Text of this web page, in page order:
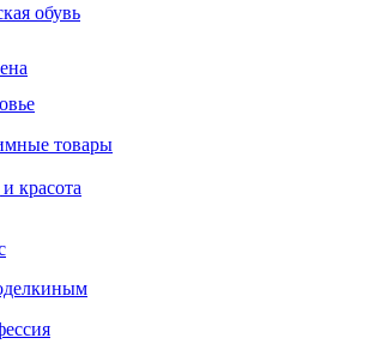
обувь
товары
красота